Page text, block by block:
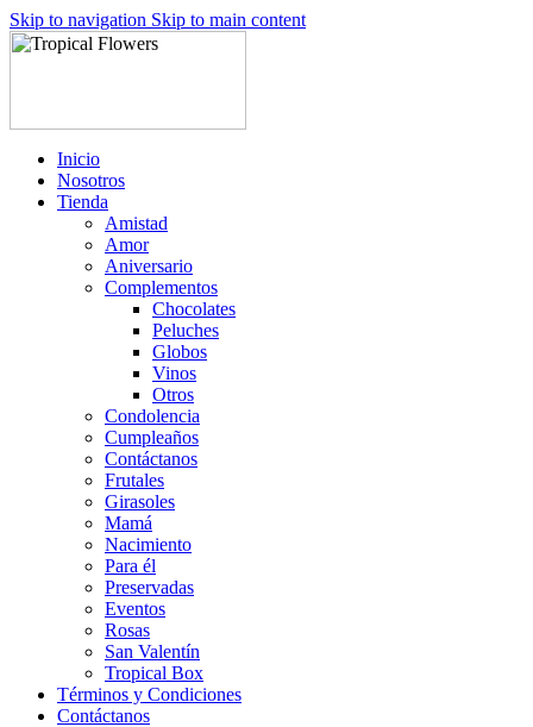
Skip to navigation Skip to main content
Inicio
Nosotros
Tienda
Amistad
Amor
Aniversario
Complementos
Chocolates
Peluches
Globos
Vinos
Otros
Condolencia
Cumpleaños
Contáctanos
Frutales
Girasoles
Mamá
Nacimiento
Para él
Preservadas
Eventos
Rosas
San Valentín
Tropical Box
Términos y Condiciones
Contáctanos